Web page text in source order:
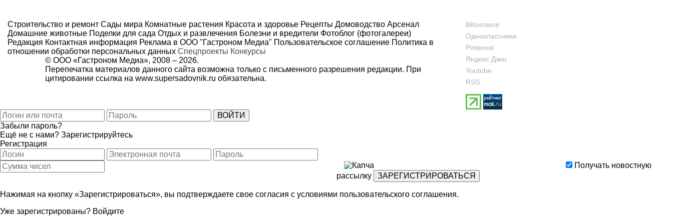
Строительство и ремонт Сады мира Комнатные растения Красота и здоровье Рецепты Домоводство Арсенал
Домашние животные Поделки для сада Отдых и развлечения Болезни и вредители Фотоблог (фотогалереи)
Редакция Контактная информация Реклама в ООО "Гастроном Медиа" Пользовательское соглашение Политика в
отношении обработки персональных данных Спецпроекты Конкурсы
© ООО «Гастроном Медиа», 2008 – 2026.
Перепечатка материалов данного сайта возможна только с письменного разрешения редакции. При
цитировании ссылка на www.supersadovnik.ru обязательна.
ВКонтакте
Одноклассники
Pinterest
Яндекс Дзен
Youtube
RSS
Забыли пароль?
Ещё не с нами? Зарегистрируйтесь
Регистрация
Получать новостную
рассылку
Нажимая на кнопку «Зарегистрироваться», вы подтверждаете свое согласия с условиями пользовательского соглашения.
Уже зарегистрированы? Войдите